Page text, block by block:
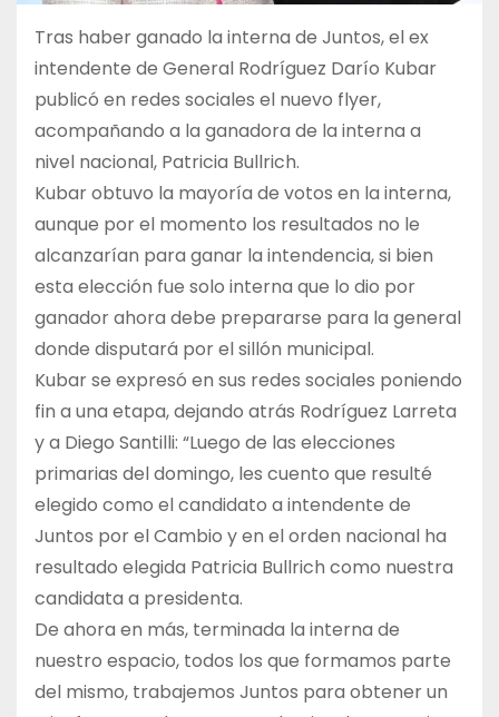
Tras haber ganado la interna de Juntos, el ex
intendente de General Rodríguez Darío Kubar
publicó en redes sociales el nuevo flyer,
acompañando a la ganadora de la interna a
nivel nacional, Patricia Bullrich.
Kubar obtuvo la mayoría de votos en la interna,
aunque por el momento los resultados no le
alcanzarían para ganar la intendencia, si bien
esta elección fue solo interna que lo dio por
ganador ahora debe prepararse para la general
donde disputará por el sillón municipal.
Kubar se expresó en sus redes sociales poniendo
fin a una etapa, dejando atrás Rodríguez Larreta
y a Diego Santilli: “Luego de las elecciones
primarias del domingo, les cuento que resulté
elegido como el candidato a intendente de
Juntos por el Cambio y en el orden nacional ha
resultado elegida Patricia Bullrich como nuestra
candidata a presidenta.
De ahora en más, terminada la interna de
nuestro espacio, todos los que formamos parte
del mismo, trabajemos Juntos para obtener un